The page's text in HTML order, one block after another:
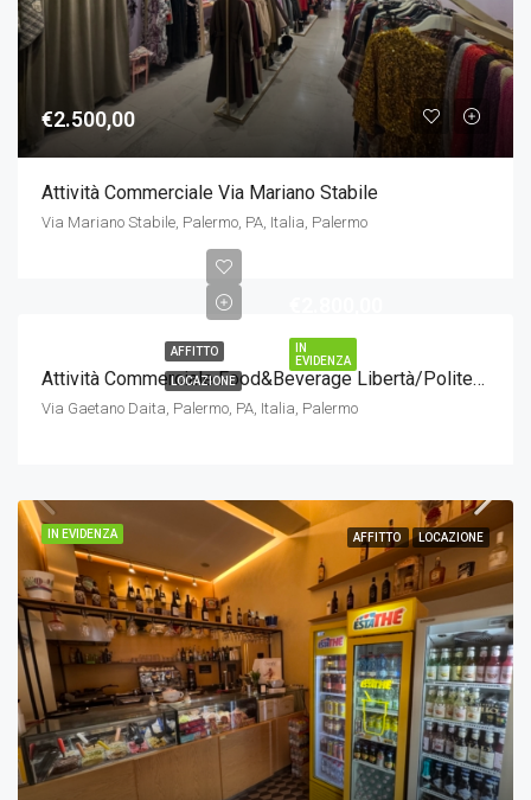
€2.500,00
Attività Commerciale Via Mariano Stabile
Via Mariano Stabile, Palermo, PA, Italia, Palermo
IN
EVIDENZA
AFFITTO
LOCAZIONE Attività Commerciale Food&Beverage Libertà/Politeama
Via Gaetano Daita, Palermo, PA, Italia, Palermo
IN EVIDENZA AFFITTO LOCAZIONE